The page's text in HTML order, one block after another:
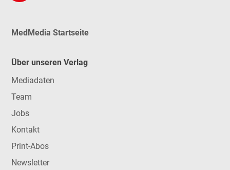
MedMedia Startseite
Über unseren Verlag
Mediadaten
Team
Jobs
Kontakt
Print-Abos
Newsletter